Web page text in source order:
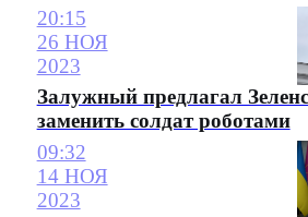
20:15
26 НОЯ
2023
Залужный предлагал
заменить солдат роботами
09:32
14 НОЯ
2023